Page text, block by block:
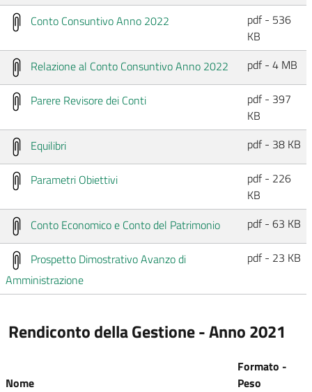
Conto Consuntivo Anno 2022
pdf - 536
KB
Relazione al Conto Consuntivo Anno 2022
pdf - 4 MB
Parere Revisore dei Conti
pdf - 397
KB
Equilibri
pdf - 38 KB
Parametri Obiettivi
pdf - 226
KB
Conto Economico e Conto del Patrimonio
pdf - 63 KB
Prospetto Dimostrativo Avanzo di
Amministrazione
pdf - 23 KB
Rendiconto della Gestione - Anno 2021
Nome
Formato -
Peso